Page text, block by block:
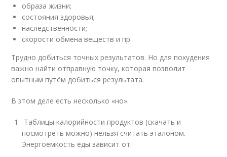
образа жизни;
состояния здоровья;
наследственности;
скорости обмена веществ и пр.
Трудно добиться точных результатов. Но для похудения
важно найти отправную точку, которая позволит
опытным путём добиться результата.
В этом деле есть несколько «но».
Таблицы калорийности продуктов (скачать и
посмотреть можно) нельзя считать эталоном.
Энергоёмкость еды зависит от: